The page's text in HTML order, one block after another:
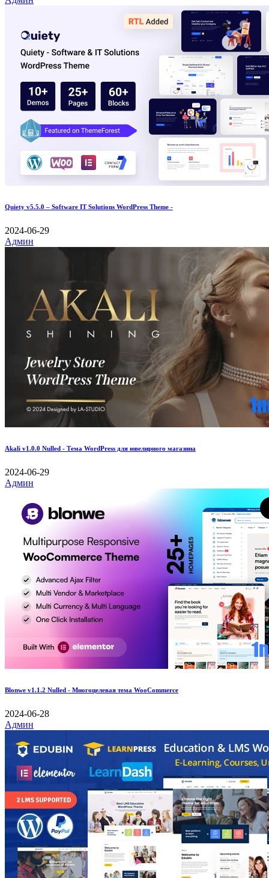
Quiety v5.5.0 – Software IT Solutions WordPress Theme -
2024-06-29
Админ
Akali v1.0.0 Nulled - Тема WordPress для ювелирного магазина
2024-06-29
Админ
Blonwe v1.1.2 Nulled - Многоцелевая тема WooCommerce
2024-06-28
Админ